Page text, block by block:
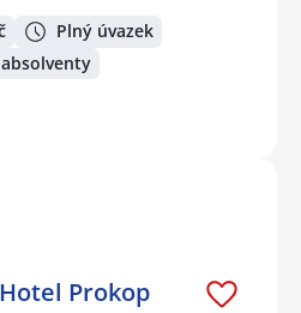
Plný úvazek
Prokop